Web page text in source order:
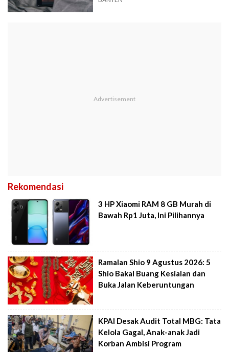
Rekomendasi
3 HP Xiaomi RAM 8 GB Murah di
Bawah Rp1 Juta, Ini Pilihannya
Ramalan Shio 9 Agustus 2026: 5
Shio Bakal Buang Kesialan dan
Buka Jalan Keberuntungan
KPAI Desak Audit Total MBG: Tata
Kelola Gagal, Anak-anak Jadi
Korban Ambisi Program